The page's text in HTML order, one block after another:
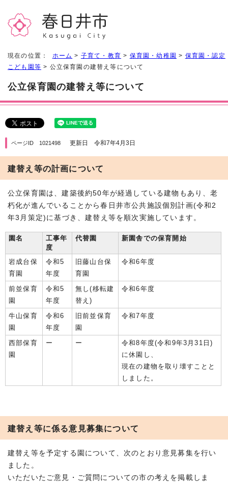
現在の位置： ホーム > 子育て・教育 > 保育園・幼稚園 > 保育園・認定
こども園等 > 公立保育園の建替え等について
公立保育園の建替え等について
ページID 1021498 更新日 令和7年4月3日
建替え等の計画について
公立保育園は、建築後約50年が経過している建物もあり、老
朽化が進んでいることから春日井市公共施設個別計画(令和2
年3月策定)に基づき、建替え等を順次実施しています。
園名
工事年
度
代替園 新園舎での保育開始
岩成台保
育園
令和5
年度
旧藤山台保
育園
令和6年度
前並保育
園
令和5
年度
無し(移転建
替え)
令和6年度
牛山保育
園
令和6
年度
旧前並保育
園
令和7年度
西部保育
園
ー ー
令和8年度(令和9年3月31日)
に休園し、
現在の建物を取り壊すことと
しました。
建替え等に係る意見募集について
建替え等を予定する園について、次のとおり意見募集を行い
ました。
いただいたご意見・ご質問についての市の考えを掲載しま